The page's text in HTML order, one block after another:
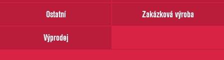
Ostatní
Zakázková výroba
Výprodej